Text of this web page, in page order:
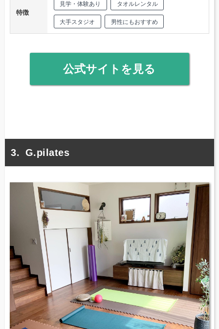
特徴
見学・体験あり タオルレンタル
大手スタジオ 男性にもおすすめ
公式サイトを見る
G.pilates